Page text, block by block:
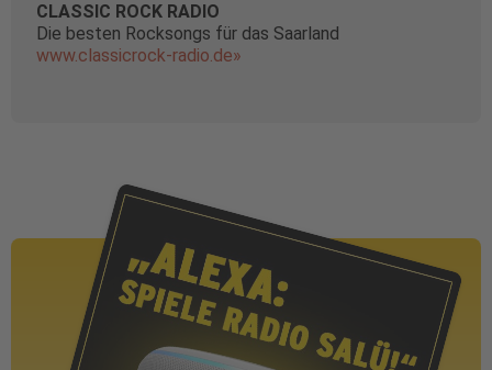
CLASSIC ROCK RADIO
Die besten Rocksongs für das Saarland
www.classicrock-radio.de»